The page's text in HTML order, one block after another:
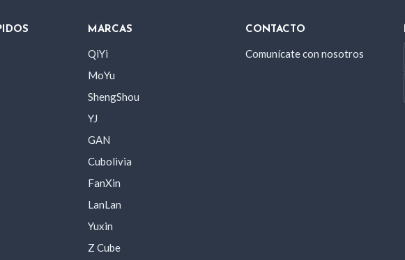
MARCAS
QiYi
MoYu
ShengShou
YJ
GAN
Cubolivia
FanXin
LanLan
Yuxin
Z Cube
CONTACTO
Comunícate con nosotros